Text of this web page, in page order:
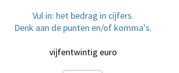
Vul in: het bedrag in cijfers.
Denk aan de punten en/of komma's.
vijfentwintig euro